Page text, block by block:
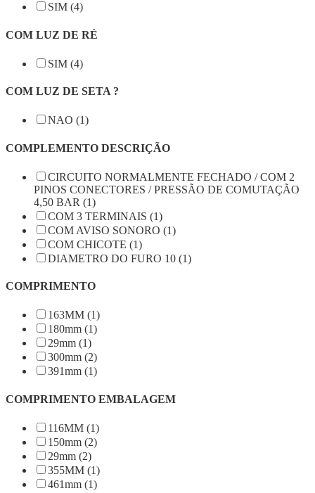
SIM (4)
COM LUZ DE RÉ
SIM (4)
COM LUZ DE SETA ?
NAO (1)
COMPLEMENTO DESCRIÇÃO
CIRCUITO NORMALMENTE FECHADO / COM 2
PINOS CONECTORES / PRESSÃO DE COMUTAÇÃO
4,50 BAR (1)
COM 3 TERMINAIS (1)
COM AVISO SONORO (1)
COM CHICOTE (1)
DIAMETRO DO FURO 10 (1)
COMPRIMENTO
163MM (1)
180mm (1)
29mm (1)
300mm (2)
391mm (1)
COMPRIMENTO EMBALAGEM
116MM (1)
150mm (2)
29mm (2)
355MM (1)
461mm (1)